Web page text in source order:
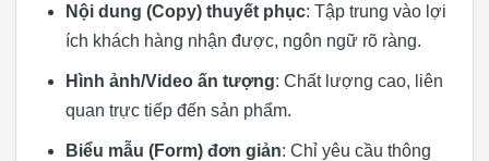
Nội dung (Copy) thuyết phục: Tập trung vào lợi
ích khách hàng nhận được, ngôn ngữ rõ ràng.
Hình ảnh/Video ấn tượng: Chất lượng cao, liên
quan trực tiếp đến sản phẩm.
Biểu mẫu (Form) đơn giản: Chỉ yêu cầu thông